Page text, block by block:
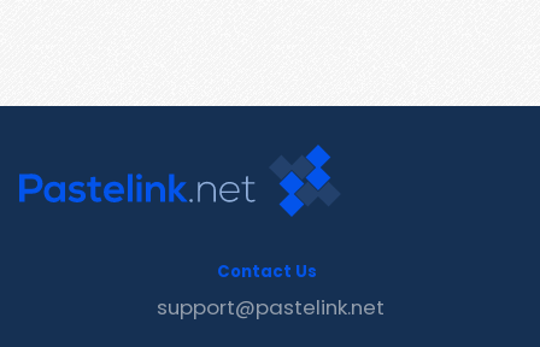
Contact Us
support@pastelink.net